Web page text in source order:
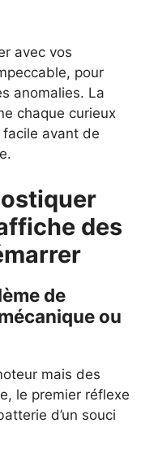
avec vos
pour
anomalies. La
chaque curieux
avant de
des
de
ou
mais des
le premier réflexe
d’un souci